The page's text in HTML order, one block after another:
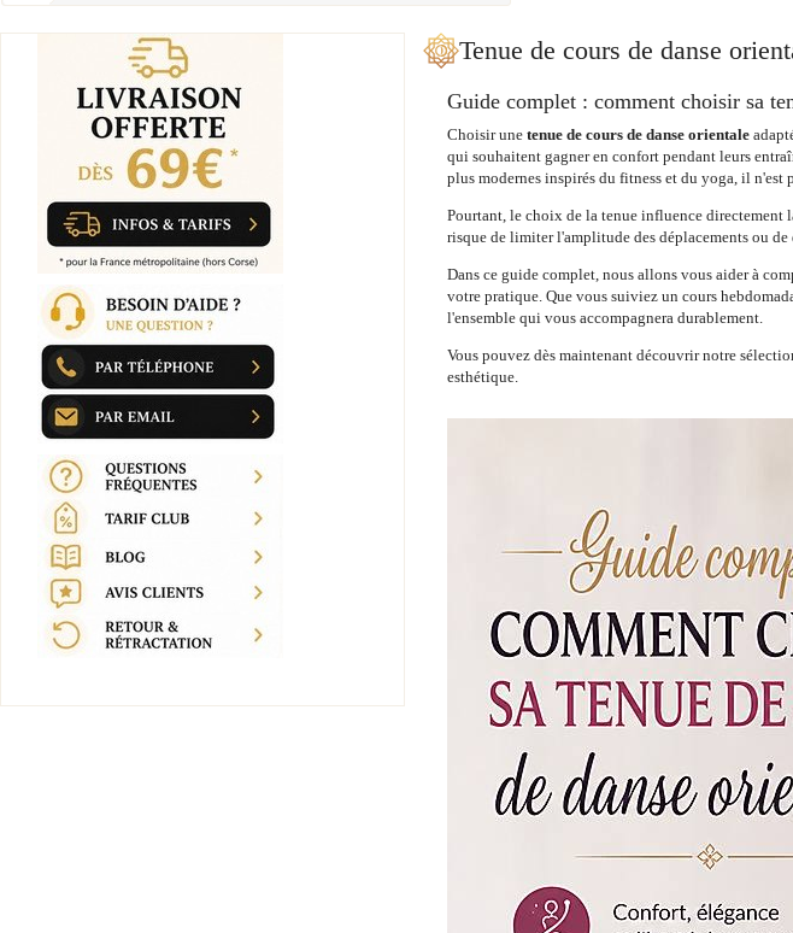
Tenue de cours de danse
Guide complet : comment choisir sa
Choisir une tenue de cours de danse orientale
qui souhaitent gagner en confort pendant leurs
plus modernes inspirés du fitness et du yoga, il
Pourtant, le choix de la tenue influence directement
risque de limiter l'amplitude des déplacements ou de
Dans ce guide complet, nous allons vous aider à
votre pratique. Que vous suiviez un cours
l'ensemble qui vous accompagnera durablement.
Vous pouvez dès maintenant découvrir notre
esthétique.